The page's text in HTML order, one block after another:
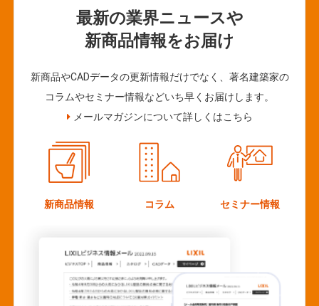
最新の業界ニュースや
新商品情報をお届け
新商品やCADデータの更新情報だけでなく、著名建築家の
コラムやセミナー情報などいち早くお届けします。
メールマガジンについて詳しくはこちら
新商品情報 コラム セミナー情報